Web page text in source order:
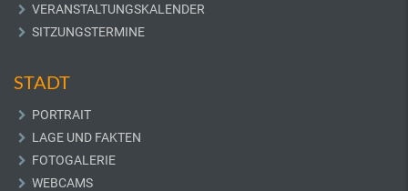
VERANSTALTUNGSKALENDER
SITZUNGSTERMINE
STADT
PORTRAIT
LAGE UND FAKTEN
FOTOGALERIE
WEBCAMS